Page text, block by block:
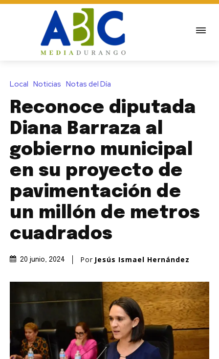
Local Noticias Notas del Día
Reconoce diputada
Diana Barraza al
gobierno municipal
en su proyecto de
pavimentación de
un millón de metros
cuadrados
20 junio, 2024 Por Jesús Ismael Hernández